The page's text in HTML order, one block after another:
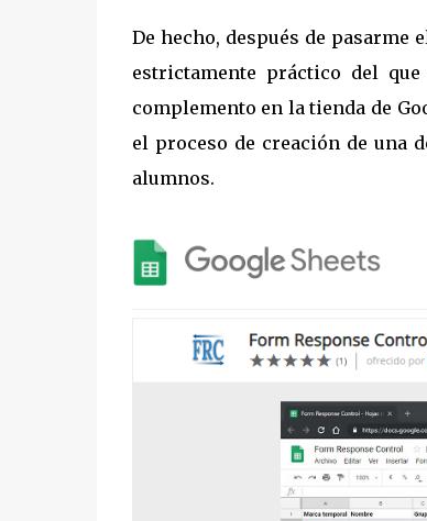
De hecho, después de
estrictamente práctico del
complemento en la tienda de
el proceso de creación de una
alumnos.